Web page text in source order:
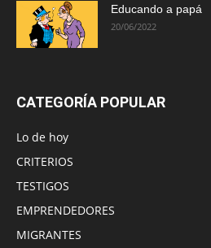
Educando a papá
20/06/2022
CATEGORÍA POPULAR
Lo de hoy
CRITERIOS
TESTIGOS
EMPRENDEDORES
MIGRANTES